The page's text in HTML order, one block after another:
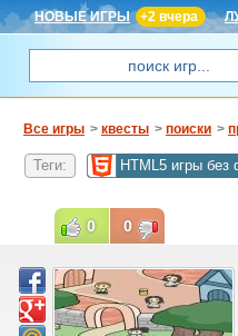
НОВЫЕ ИГРЫ +2 вчера
Все игры > квесты > поиски >
Теги: HTML5 игры
0 0